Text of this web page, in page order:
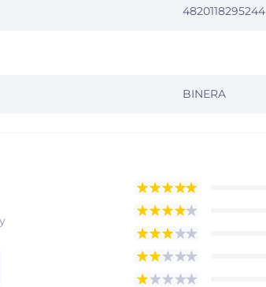
4820118295244
BINERA